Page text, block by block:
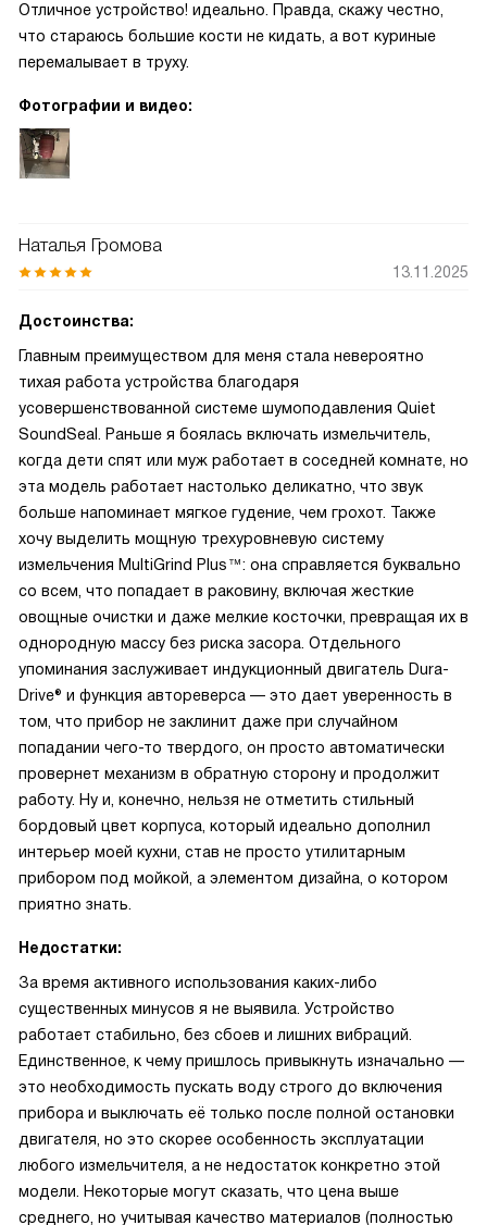
Отличное устройство! идеально. Правда, скажу честно,
что стараюсь большие кости не кидать, а вот куриные
перемалывает в труху.
Фотографии и видео:
Наталья Громова
13.11.2025
Достоинства:
Главным преимуществом для меня стала невероятно
тихая работа устройства благодаря
усовершенствованной системе шумоподавления Quiet
SoundSeal. Раньше я боялась включать измельчитель,
когда дети спят или муж работает в соседней комнате, но
эта модель работает настолько деликатно, что звук
больше напоминает мягкое гудение, чем грохот. Также
хочу выделить мощную трехуровневую систему
измельчения MultiGrind Plus™: она справляется буквально
со всем, что попадает в раковину, включая жесткие
овощные очистки и даже мелкие косточки, превращая их в
однородную массу без риска засора. Отдельного
упоминания заслуживает индукционный двигатель Dura-
Drive® и функция автореверса — это дает уверенность в
том, что прибор не заклинит даже при случайном
попадании чего-то твердого, он просто автоматически
провернет механизм в обратную сторону и продолжит
работу. Ну и, конечно, нельзя не отметить стильный
бордовый цвет корпуса, который идеально дополнил
интерьер моей кухни, став не просто утилитарным
прибором под мойкой, а элементом дизайна, о котором
приятно знать.
Недостатки:
За время активного использования каких-либо
существенных минусов я не выявила. Устройство
работает стабильно, без сбоев и лишних вибраций.
Единственное, к чему пришлось привыкнуть изначально —
это необходимость пускать воду строго до включения
прибора и выключать её только после полной остановки
двигателя, но это скорее особенность эксплуатации
любого измельчителя, а не недостаток конкретно этой
модели. Некоторые могут сказать, что цена выше
среднего, но учитывая качество материалов (полностью